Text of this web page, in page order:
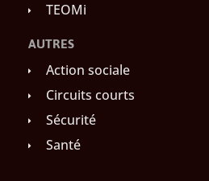
TEOMi
AUTRES
Action sociale
Circuits courts
Sécurité
Santé